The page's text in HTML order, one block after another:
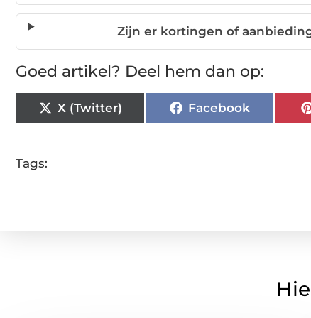
Zijn er kortingen of
Goed artikel? Deel hem dan op:
X (Twitter) Facebook
Tags: